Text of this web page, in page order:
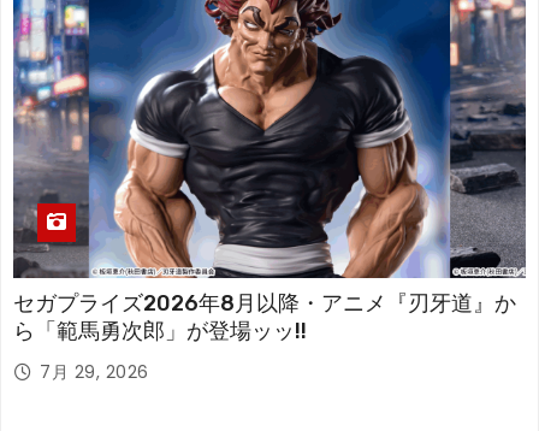
セガプライズ2026年8月以降・アニメ『刃牙道』か
ら「範馬勇次郎」が登場ッッ!!
7月 29, 2026